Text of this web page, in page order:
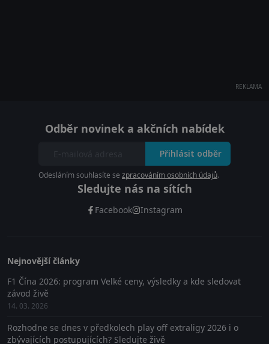
REKLAMA
Odběr novinek a akčních nabídek
Přihlásit odběr
Odesláním souhlasíte se zpracováním osobních údajů.
Sledujte nás na sítích
Facebook Instagram
Nejnovější články
F1 Čína 2026: program Velké ceny, výsledky a kde sledovat
závod živě
14. 03. 2026
Rozhodne se dnes v předkolech play off extraligy 2026 i o
zbývajících postupujících? Sledujte živě